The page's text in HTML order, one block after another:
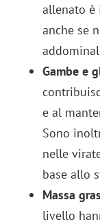
allenato è
anche se
Gambe e
e al
Sono
nelle
base allo
Massa
livello